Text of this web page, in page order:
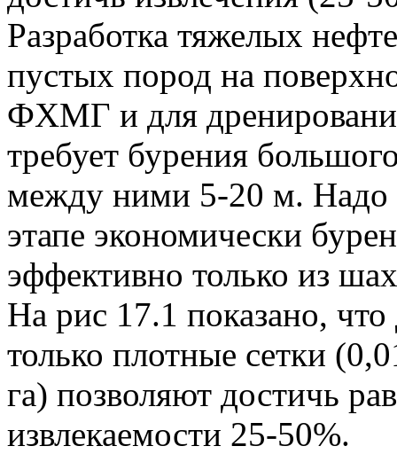
Разработка тяжелых
пустых пород на
ФХМГ и для
требует бурения
между ними 5-20 м. Надо
этапе экономически
эффективно только из
На рис 17.1 показано,
только плотные сетки
га) позволяют достичь
извлекаемости 25-50%.